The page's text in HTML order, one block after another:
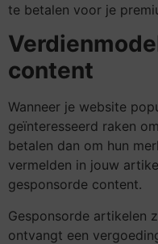
te betalen voor je
content
Wanneer je website
geïnteresseerd raken
betalen dan om hun
vermelden in jouw
gesponsorde content.
Gesponsorde artikelen
ontvangt een